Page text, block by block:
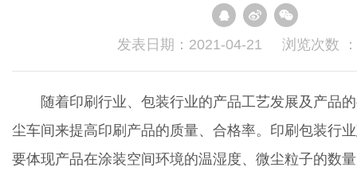
发表日期：2021-04-21 浏览次数
随着印刷行业、包装行业的产品工艺发展及产品的
尘车间来提高印刷产品的质量、合格率。印刷包装行
要体现产品在涂装空间环境的温湿度、微尘粒子的数